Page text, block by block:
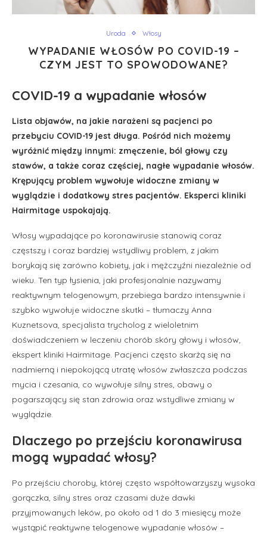
Uroda Włosy
WYPADANIE WŁOSÓW PO COVID-19 –
CZYM JEST TO SPOWODOWANE?
COVID-19 a wypadanie włosów
Lista objawów, na jakie narażeni są pacjenci po
przebyciu COVID-19 jest długa. Pośród nich możemy
wyróżnić między innymi: zmęczenie, ból głowy czy
stawów, a także coraz częściej, nagłe wypadanie włosów.
Krępujący problem wywołuje widoczne zmiany w
wyglądzie i dodatkowy stres pacjentów. Eksperci kliniki
Hairmitage uspokajają.
Włosy wypadające po koronawirusie stanowią coraz
częstszy i coraz bardziej wstydliwy problem, z jakim
borykają się zarówno kobiety, jak i mężczyźni niezależnie od
wieku. Ten typ łysienia, jaki profesjonalnie nazywamy
reaktywnym telogenowym, przebiega bardzo intensywnie i
szybko wywołuje widoczne skutki – tłumaczy Anna
Kuznetsova, specjalista trycholog z wieloletnim
doświadczeniem w leczeniu chorób skóry głowy i włosów,
ekspert kliniki Hairmitage. Pacjenci często skarżą się na
nadmierną i niepokojącą utratę włosów zwłaszcza podczas
mycia i czesania, co wywołuje silny stres, obawy o
pogarszający się stan zdrowia oraz wstydliwe zmiany w
wyglądzie.
Dlaczego po przejściu koronawirusa
mogą wypadać włosy?
Po przejściu choroby, której często współtowarzyszy wysoka
gorączka, silny stres oraz czasami duże dawki
przyjmowanych leków, po około od 1 do 3 miesięcy może
wystąpić reaktywne telogenowe wypadanie włosów –